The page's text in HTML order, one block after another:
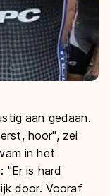
aan gedaan.
hoor", zei
in het
"Er is hard
door. Vooraf